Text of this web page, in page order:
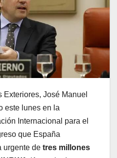
Exteriores, José Manuel
este lunes en la
Internacional para el
que España
urgente de tres millones